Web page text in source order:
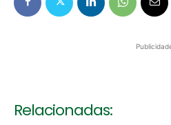
Relacionadas: